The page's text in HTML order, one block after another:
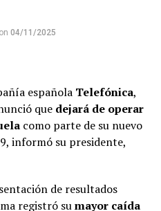
a nombre del secretario
por sus
el uso de efectivo, sino la
de graves irregularidades.
on 04/11/2025
española Telefónica,
que dejará de operar
como parte de su nuevo
informó su presidente,
de resultados
registró sumayor caída